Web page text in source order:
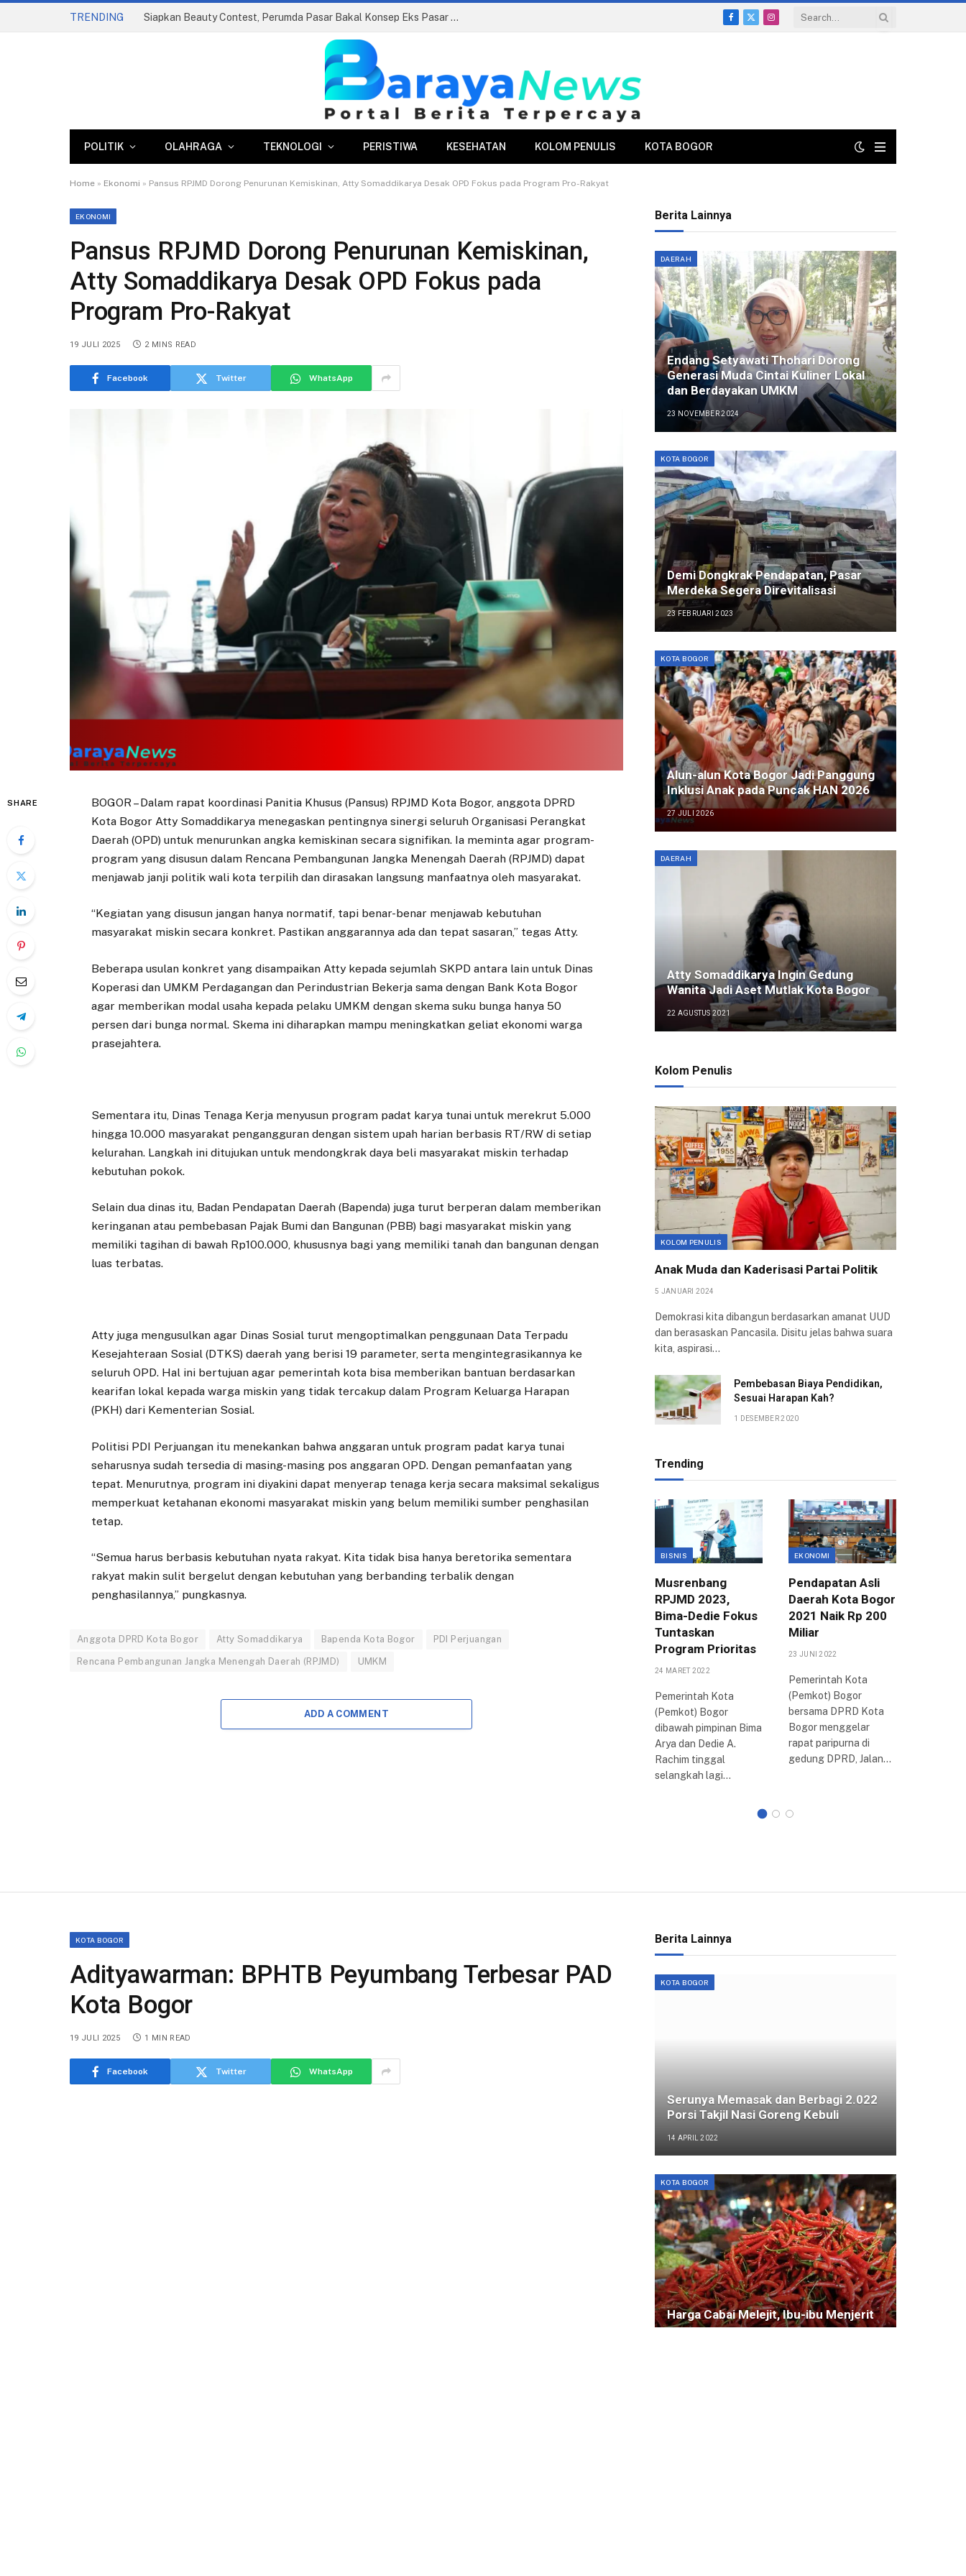
TRENDING Siapkan Beauty Contest, Perumda Pasar Bakal Konsep Eks Pasar Bogor Jadi Kawasan Terpadu
Facebook
X
Instagram
POLITIK OLAHRAGA TEKNOLOGI PERISTIWA KESEHATAN KOLOM PENULIS KOTA BOGOR
Home » Ekonomi » Pansus RPJMD Dorong Penurunan Kemiskinan, Atty Somaddikarya Desak OPD Fokus pada Program Pro-Rakyat
EKONOMI
Pansus RPJMD Dorong Penurunan Kemiskinan,
Atty Somaddikarya Desak OPD Fokus pada
Program Pro-Rakyat
19 JULI 2025 2 MINS READ
Facebook Twitter WhatsApp
SHARE
BOGOR – Dalam rapat koordinasi Panitia Khusus (Pansus) RPJMD Kota Bogor, anggota DPRD
Kota Bogor Atty Somaddikarya menegaskan pentingnya sinergi seluruh Organisasi Perangkat
Daerah (OPD) untuk menurunkan angka kemiskinan secara signifikan. Ia meminta agar program-
program yang disusun dalam Rencana Pembangunan Jangka Menengah Daerah (RPJMD) dapat
menjawab janji politik wali kota terpilih dan dirasakan langsung manfaatnya oleh masyarakat.
“Kegiatan yang disusun jangan hanya normatif, tapi benar-benar menjawab kebutuhan
masyarakat miskin secara konkret. Pastikan anggarannya ada dan tepat sasaran,” tegas Atty.
Beberapa usulan konkret yang disampaikan Atty kepada sejumlah SKPD antara lain untuk Dinas
Koperasi dan UMKM Perdagangan dan Perindustrian Bekerja sama dengan Bank Kota Bogor
agar memberikan modal usaha kepada pelaku UMKM dengan skema suku bunga hanya 50
persen dari bunga normal. Skema ini diharapkan mampu meningkatkan geliat ekonomi warga
prasejahtera.
Sementara itu, Dinas Tenaga Kerja menyusun program padat karya tunai untuk merekrut 5.000
hingga 10.000 masyarakat pengangguran dengan sistem upah harian berbasis RT/RW di setiap
kelurahan. Langkah ini ditujukan untuk mendongkrak daya beli masyarakat miskin terhadap
kebutuhan pokok.
Selain dua dinas itu, Badan Pendapatan Daerah (Bapenda) juga turut berperan dalam memberikan
keringanan atau pembebasan Pajak Bumi dan Bangunan (PBB) bagi masyarakat miskin yang
memiliki tagihan di bawah Rp100.000, khususnya bagi yang memiliki tanah dan bangunan dengan
luas terbatas.
Atty juga mengusulkan agar Dinas Sosial turut mengoptimalkan penggunaan Data Terpadu
Kesejahteraan Sosial (DTKS) daerah yang berisi 19 parameter, serta mengintegrasikannya ke
seluruh OPD. Hal ini bertujuan agar pemerintah kota bisa memberikan bantuan berdasarkan
kearifan lokal kepada warga miskin yang tidak tercakup dalam Program Keluarga Harapan
(PKH) dari Kementerian Sosial.
Politisi PDI Perjuangan itu menekankan bahwa anggaran untuk program padat karya tunai
seharusnya sudah tersedia di masing-masing pos anggaran OPD. Dengan pemanfaatan yang
tepat. Menurutnya, program ini diyakini dapat menyerap tenaga kerja secara maksimal sekaligus
memperkuat ketahanan ekonomi masyarakat miskin yang belum memiliki sumber penghasilan
tetap.
“Semua harus berbasis kebutuhan nyata rakyat. Kita tidak bisa hanya beretorika sementara
rakyat makin sulit bergelut dengan kebutuhan yang berbanding terbalik dengan
penghasilannya,” pungkasnya.
Anggota DPRD Kota Bogor Atty Somaddikarya Bapenda Kota Bogor PDI Perjuangan
Rencana Pembangunan Jangka Menengah Daerah (RPJMD) UMKM
ADD A COMMENT
Berita Lainnya
DAERAH
Endang Setyawati Thohari Dorong
Generasi Muda Cintai Kuliner Lokal
dan Berdayakan UMKM
23 NOVEMBER 2024
KOTA BOGOR
Demi Dongkrak Pendapatan, Pasar
Merdeka Segera Direvitalisasi
23 FEBRUARI 2023
KOTA BOGOR
Alun-alun Kota Bogor Jadi Panggung
Inklusi Anak pada Puncak HAN 2026
27 JULI 2026
DAERAH
Atty Somaddikarya Ingin Gedung
Wanita Jadi Aset Mutlak Kota Bogor
22 AGUSTUS 2021
Kolom Penulis
KOLOM PENULIS
Anak Muda dan Kaderisasi Partai Politik
5 JANUARI 2024
Demokrasi kita dibangun berdasarkan amanat UUD
dan berasaskan Pancasila. Disitu jelas bahwa suara
kita, aspirasi…
Pembebasan Biaya Pendidikan,
Sesuai Harapan Kah?
1 DESEMBER 2020
Trending
EKONOMI
Adityawarman
16 OKTOBER 2025
bersama Wakil
Walikota Bogor Jenal
DAERAH BISNIS
Musrenbang
RPJMD 2023,
Bima-Dedie Fokus
Tuntaskan
Program Prioritas
24 MARET 2022
Pemerintah Kota
(Pemkot) Bogor
dibawah pimpinan Bima
Arya dan Dedie A.
Rachim tinggal
selangkah lagi…
EKONOMI
Pendapatan Asli
Daerah Kota Bogor
2021 Naik Rp 200
Miliar
23 JUNI 2022
Pemerintah Kota
(Pemkot) Bogor
bersama DPRD Kota
Bogor menggelar
rapat paripurna di
gedung DPRD, Jalan…
KOTA BOGOR
Adityawarman: BPHTB Peyumbang Terbesar PAD
Kota Bogor
19 JULI 2025 1 MIN READ
Facebook Twitter WhatsApp
Berita Lainnya
KOTA BOGOR
Serunya Memasak dan Berbagi 2.022
Porsi Takjil Nasi Goreng Kebuli
14 APRIL 2022
KOTA BOGOR
Harga Cabai Melejit, Ibu-ibu Menjerit